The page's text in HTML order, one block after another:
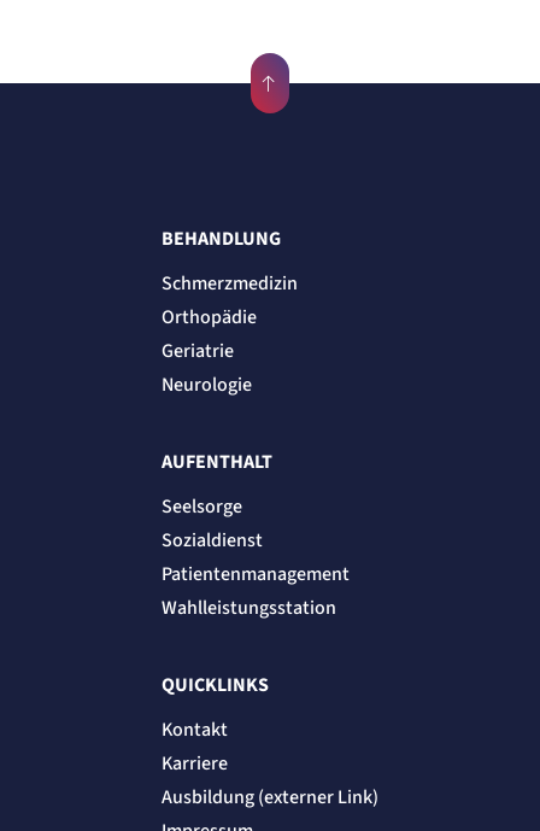
BEHANDLUNG
Schmerzmedizin
Orthopädie
Geriatrie
Neurologie
AUFENTHALT
Seelsorge
Sozialdienst
Patientenmanagement
Wahlleistungsstation
QUICKLINKS
Kontakt
Karriere
Ausbildung (externer Link)
Speichert die ausgewählten Filter-Eigenschaften des Benutzers, um die entsprechenden